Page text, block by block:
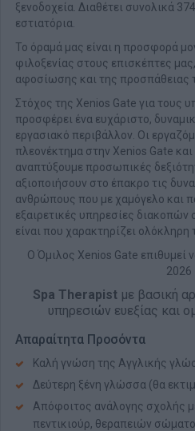
ξενοδοχεία. Διαθέτει συνολικά
εστιατόρια.
Το όραμά μας είναι η προσφορά
φιλοξενίας στους επισκέπτες
αφοσίωσης και της προσπάθειας
Στόχος της Xenios Gate για τους
προσφέρει ένα ευχάριστο,
εργασιακό περιβάλλον. Οι
πλεονέκτημα στην Xenios Gate και
αναπτύξουμε προσωπικές
αξιοποιήσουν στο έπακρο τις
ανθρώπους που με χαμόγελο και
εξαιρετικές υπηρεσίες διακοπών
είναι που χαρακτηρίζει ολόκληρη
Ο Όμιλος Xenios Gate επιθυμεί
2026
Spa Therapist με βασική
υπηρεσιών ευεξίας και
Απαραίτητα Προσόντα
Καλή γνώση της Αγγλικής
Δεύτερη ξένη γλώσσα (θα
Απόφοιτος ανάλογης σχολής
πεντικιούρ, θεραπειών